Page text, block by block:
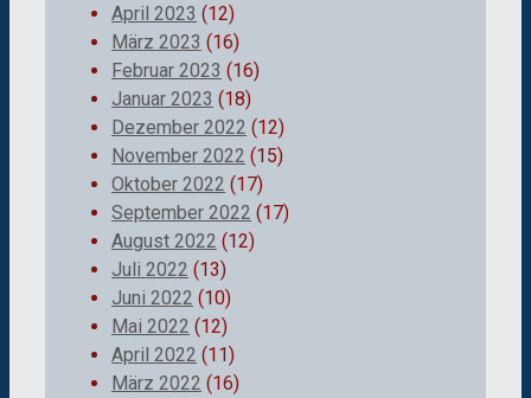
April 2023 (12)
März 2023 (16)
Februar 2023 (16)
Januar 2023 (18)
Dezember 2022 (12)
November 2022 (15)
Oktober 2022 (17)
September 2022 (17)
August 2022 (12)
Juli 2022 (13)
Juni 2022 (10)
Mai 2022 (12)
April 2022 (11)
März 2022 (16)